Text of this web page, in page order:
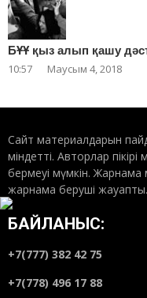
БҰҰ қыз алып қашу
10:57 Маусым 4, 2018
Сайт материалдарын
міндетті. Авторлар
бермеуі мүмкін.
жарнама беруші жауапты.
БАЙЛАНЫС:
+7(777) 382 42 75
+7(778) 496 17 88